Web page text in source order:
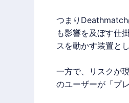
つまりDeathmatch
も影響を及ぼす仕
スを動かす装置と
一方で、リスクが
のユーザーが「プ